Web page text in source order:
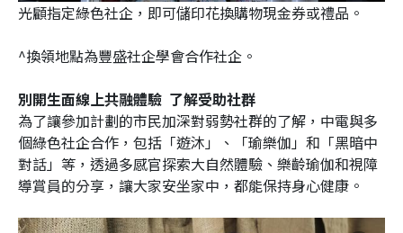
光顧指定綠色社企，即可儲印花換購物現金券或禮品。
^換領地點為豐盛社企學會合作社企。
別開生面線上共融體驗 了解受助社群
為了讓參加計劃的市民加深對弱勢社群的了解，中電與多
個綠色社企合作，包括「遊沐」、「瑜樂伽」和「黑暗中
對話」等，透過多感官探索大自然體驗、樂齡瑜伽和視障
導賞員的分享，讓大家安坐家中，都能保持身心健康。